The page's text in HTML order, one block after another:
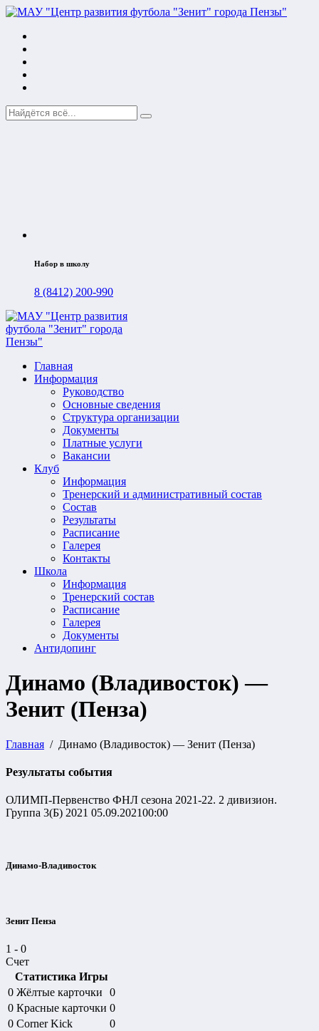
Набор в школу
8 (8412) 200-990
Главная
Информация
Руководство
Основные сведения
Структура организации
Документы
Платные услуги
Вакансии
Клуб
Информация
Тренерский и административный состав
Состав
Результаты
Расписание
Галерея
Контакты
Школа
Информация
Тренерский состав
Расписание
Галерея
Документы
Антидопинг
Динамо (Владивосток) —
Зенит (Пенза)
Главная Динамо (Владивосток) — Зенит (Пенза)
Результаты события
ОЛИМП-Первенство ФНЛ сезона 2021-22. 2 дивизион.
Группа 3(Б) 2021 05.09.202100:00
Динамо-Владивосток
Зенит Пенза
1 - 0
Счет
Статистика Игры
0 Жёлтые карточки
0
0 Красные карточки 0
0 Corner Kick
0